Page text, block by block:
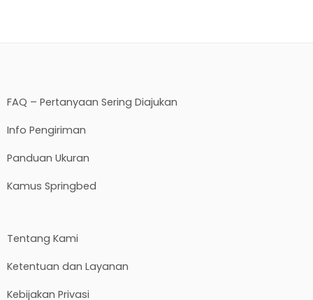
FAQ – Pertanyaan Sering Diajukan
Info Pengiriman
Panduan Ukuran
Kamus Springbed
Tentang Kami
Ketentuan dan Layanan
Kebijakan Privasi